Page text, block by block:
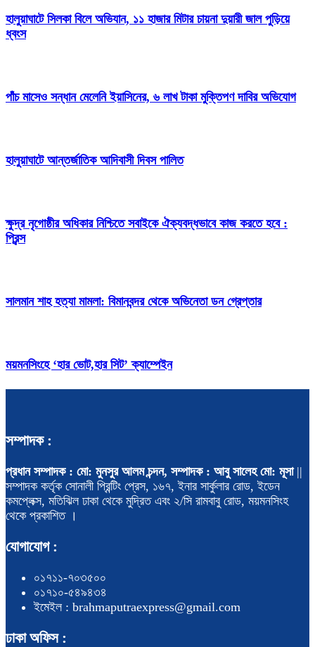
হালুয়াঘাটে সিলকা বিলে অভিযান, ১১ হাজার মিটার চায়না দুয়ারী জাল পুড়িয়ে
ধ্বংস
পাঁচ মাসেও সন্ধান মেলেনি ইয়াসিনের, ৬ লাখ টাকা মুক্তিপণ দাবির অভিযোগ
হালুয়াঘাটে আন্তর্জাতিক আদিবাসী দিবস পালিত
ক্ষুদ্র নৃগোষ্ঠীর অধিকার নিশ্চিতে সবাইকে ঐক্যবদ্ধভাবে কাজ করতে হবে :
প্রিন্স
সালমান শাহ হত্যা মামলা: বিমানবন্দর থেকে অভিনেতা ডন গ্রেপ্তার
ময়মনসিংহে ‘হার ভোট,হার সিট’ ক্যাম্পেইন
সম্পাদক :
প্রধান সম্পাদক : মো: মুনসুর আলম চন্দন, সম্পাদক : আবু সালেহ মো: মূসা||
সম্পাদক কর্তৃক সোনালী প্রিন্টিং প্রেস, ১৬৭, ইনার সার্কুলার রোড, ইডেন
কমপ্লেক্স, মতিঝিল ঢাকা থেকে মুদ্রিত এবং ২/সি রামবাবু রোড, ময়মনসিংহ
থেকে প্রকাশিত ।
যোগাযোগ :
০১৭১১-৭০৩৫০০
০১৭১০-৫৪৯৪৩৪
ইমেইল : brahmaputraexpress@gmail.com
ঢাকা অফিস :